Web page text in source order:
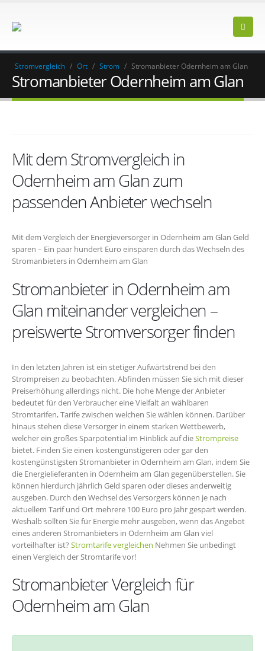
Stromvergleich / Ort / Strom / Stromanbieter Odernheim am Glan
Stromanbieter Odernheim am Glan
Mit dem Stromvergleich in
Odernheim am Glan zum
passenden Anbieter wechseln
Mit dem Vergleich der Energieversorger in Odernheim am Glan Geld
sparen – Ein paar hundert Euro einsparen durch das Wechseln des
Stromanbieters in Odernheim am Glan
Stromanbieter in Odernheim am
Glan miteinander vergleichen –
preiswerte Stromversorger finden
In den letzten Jahren ist ein stetiger Aufwärtstrend bei den
Strompreisen zu beobachten. Abfinden müssen Sie sich mit dieser
Preiserhöhung allerdings nicht. Die hohe Menge der Anbieter
bedeutet für den Verbraucher eine Vielfalt an wählbaren
Stromtarifen, Tarife zwischen welchen Sie wählen können. Darüber
hinaus stehen diese Versorger in einem starken Wettbewerb,
welcher ein großes Sparpotential im Hinblick auf dieStrompreise
bietet. Finden Sie einen kostengünstigeren oder gar den
kostengünstigsten Stromanbieter in Odernheim am Glan, indem Sie
die Energielieferanten in Odernheim am Glan gegenüberstellen. Sie
können hierdurch jährlich Geld sparen oder dieses anderweitig
ausgeben. Durch den Wechsel des Versorgers können je nach
aktuellem Tarif und Ort mehrere 100 Euro pro Jahr gespart werden.
Weshalb sollten Sie für Energie mehr ausgeben, wenn das Angebot
eines anderen Stromanbieters in Odernheim am Glan viel
vorteilhafter ist? Stromtarife vergleichen Nehmen Sie unbedingt
einen Vergleich der Stromtarife vor!
Stromanbieter Vergleich für
Odernheim am Glan